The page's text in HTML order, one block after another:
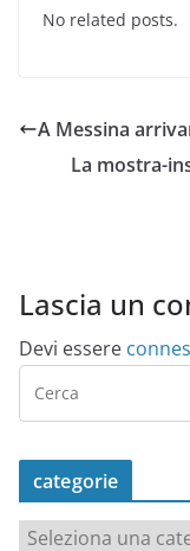
No related posts.
A Messina
La mostra-
Lascia un
Devi essere
categorie